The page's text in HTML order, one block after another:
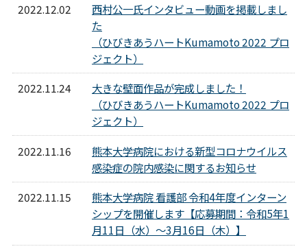
2022.12.02
西村公一氏インタビュー動画を掲載しまし
た
（ひびきあうハートKumamoto 2022 プロ
ジェクト）
2022.11.24
大きな壁面作品が完成しました！
（ひびきあうハートKumamoto 2022 プロ
ジェクト）
2022.11.16
熊本大学病院における新型コロナウイルス
感染症の院内感染に関するお知らせ
2022.11.15
熊本大学病院 看護部 令和4年度インターン
シップを開催します【応募期間：令和5年1
月11日（水）～3月16日（木）】